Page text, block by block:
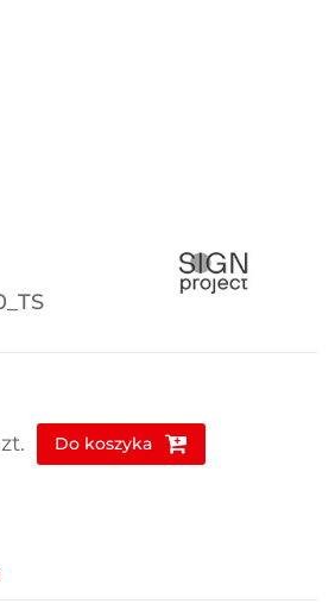
Do koszyka